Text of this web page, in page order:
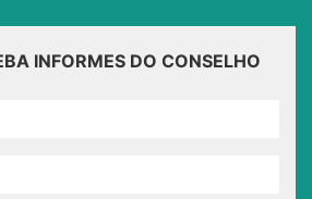
INFORMES DO CONSELHO